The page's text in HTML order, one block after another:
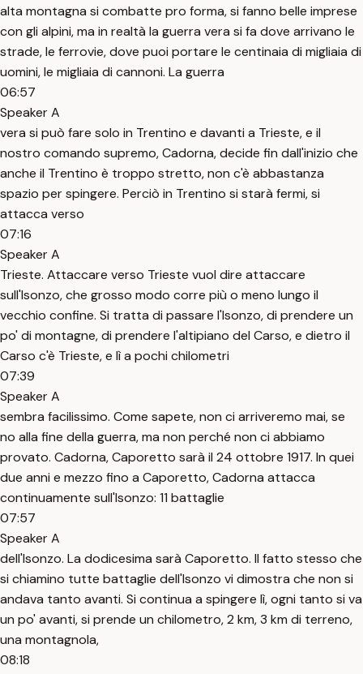
alta montagna si combatte pro forma, si fanno belle imprese
con gli alpini, ma in realtà la guerra vera si fa dove arrivano le
strade, le ferrovie, dove puoi portare le centinaia di migliaia di
uomini, le migliaia di cannoni. La guerra
06:57
Speaker A
vera si può fare solo in Trentino e davanti a Trieste, e il
nostro comando supremo, Cadorna, decide fin dall'inizio che
anche il Trentino è troppo stretto, non c'è abbastanza
spazio per spingere. Perciò in Trentino si starà fermi, si
attacca verso
07:16
Speaker A
Trieste. Attaccare verso Trieste vuol dire attaccare
sull'Isonzo, che grosso modo corre più o meno lungo il
vecchio confine. Si tratta di passare l'Isonzo, di prendere un
po' di montagne, di prendere l'altipiano del Carso, e dietro il
Carso c'è Trieste, e lì a pochi chilometri
07:39
Speaker A
sembra facilissimo. Come sapete, non ci arriveremo mai, se
no alla fine della guerra, ma non perché non ci abbiamo
provato. Cadorna, Caporetto sarà il 24 ottobre 1917. In quei
due anni e mezzo fino a Caporetto, Cadorna attacca
continuamente sull'Isonzo: 11 battaglie
07:57
Speaker A
dell'Isonzo. La dodicesima sarà Caporetto. Il fatto stesso che
si chiamino tutte battaglie dell'Isonzo vi dimostra che non si
andava tanto avanti. Si continua a spingere lì, ogni tanto si va
un po' avanti, si prende un chilometro, 2 km, 3 km di terreno,
una montagnola,
08:18